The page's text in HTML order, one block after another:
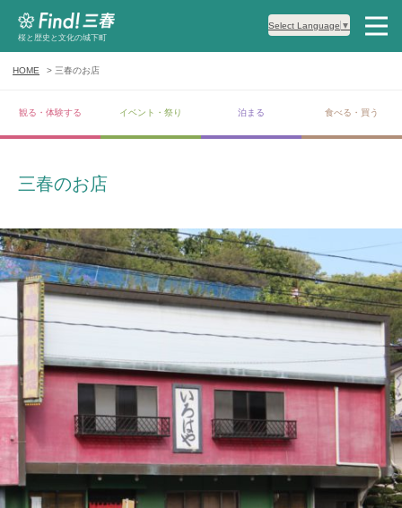
桜と歴史と文化の城下町
Select Language ▼
HOME 三春のお店
観る・体験する イベント・祭り 泊まる 食べる・買う
三春のお店